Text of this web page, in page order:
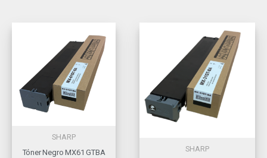
SHARP
Tóner Negro MX61 GTBA
SHARP